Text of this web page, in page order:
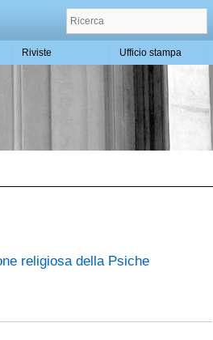
Riviste Ufficio stampa
religiosa della Psiche